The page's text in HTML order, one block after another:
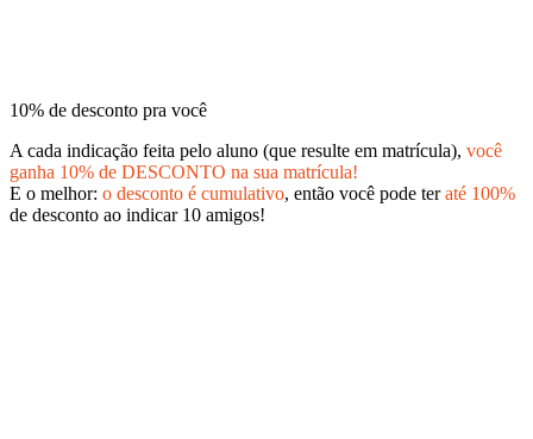
10% de desconto pra você
A cada indicação feita pelo aluno (que resulte em matrícula), você
ganha 10% de DESCONTO na sua matrícula!
E o melhor: o desconto é cumulativo, então você pode teraté 100%
de desconto ao indicar 10 amigos!